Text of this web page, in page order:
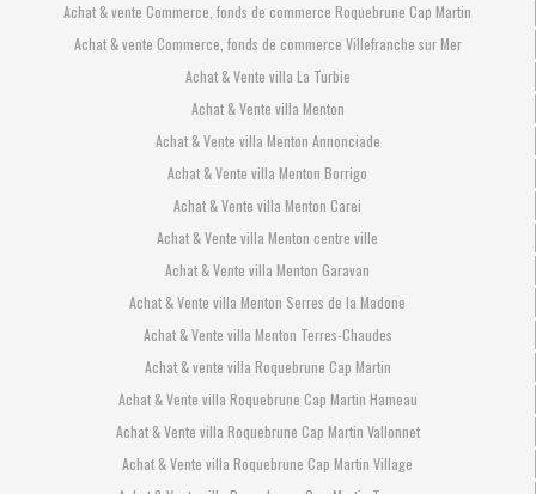
Achat & vente Commerce, fonds de commerce Roquebrune Cap Martin
Achat & vente Commerce, fonds de commerce Villefranche sur Mer
Achat & Vente villa La Turbie
Achat & Vente villa Menton
Achat & Vente villa Menton Annonciade
Achat & Vente villa Menton Borrigo
Achat & Vente villa Menton Carei
Achat & Vente villa Menton centre ville
Achat & Vente villa Menton Garavan
Achat & Vente villa Menton Serres de la Madone
Achat & Vente villa Menton Terres-Chaudes
Achat & vente villa Roquebrune Cap Martin
Achat & Vente villa Roquebrune Cap Martin Hameau
Achat & Vente villa Roquebrune Cap Martin Vallonnet
Achat & Vente villa Roquebrune Cap Martin Village